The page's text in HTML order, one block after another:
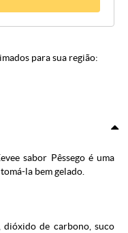
para sua região:
sabor Pêssego é uma
la bem gelado.
dióxido de carbono, suco